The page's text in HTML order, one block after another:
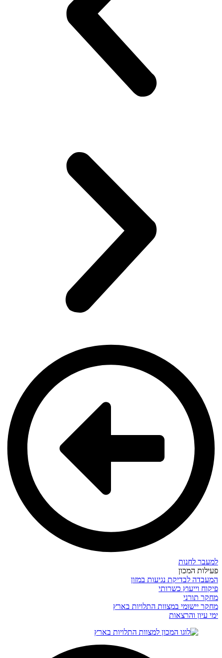
למעבר לחנות
פעילות המכון
המעבדה לבדיקת נגיעות במזון
פיקוח וייעוץ כשרותי
מחקר תורני
מחקר יישומי במצוות התלויות בארץ
ימי עיון והרצאות